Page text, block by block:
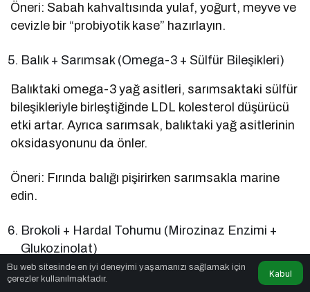
Öneri: Sabah kahvaltısında yulaf, yoğurt, meyve ve
cevizle bir “probiyotik kase” hazırlayın.
Balık + Sarımsak (Omega-3 + Sülfür Bileşikleri)
Balıktaki omega-3 yağ asitleri, sarımsaktaki sülfür
bileşikleriyle birleştiğinde LDL kolesterol düşürücü
etki artar. Ayrıca sarımsak, balıktaki yağ asitlerinin
oksidasyonunu da önler.
Öneri: Fırında balığı pişirirken sarımsakla marine
edin.
Brokoli + Hardal Tohumu (Mirozinaz Enzimi +
Glukozinolat)
Brokoli, kanser koruyucu bileşikler (sülforafan)
Bu web sitesinde en iyi deneyimi yaşamanızı sağlamak için
çerezler kullanılmaktadır.
Kabul